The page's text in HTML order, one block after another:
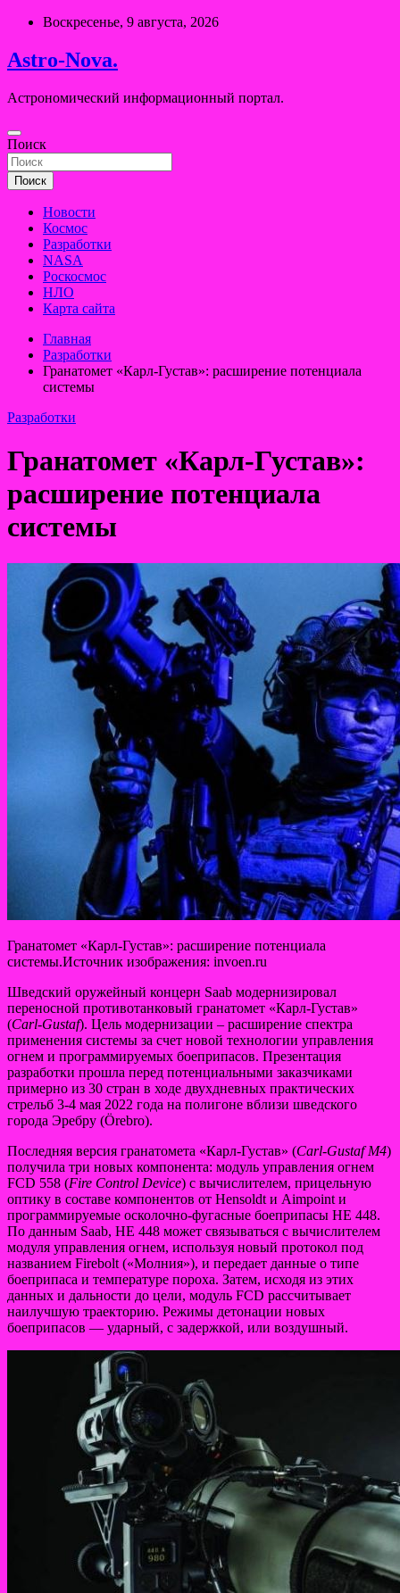
Перейти
содержимому
Воскресенье, 9 августа, 2026
Astro-Nova.
Астрономический информационный портал.
Поиск
Поиск
Новости
Космос
Разработки
NASA
Роскосмос
НЛО
Карта сайта
Главная
Разработки
Гранатомет «Карл-Густав»: расширение потенциала
системы
Разработки
Гранатомет «Карл-Густав»:
расширение потенциала
системы
Гранатомет «Карл-Густав»: расширение потенциала
системы.Источник изображения: invoen.ru
Шведский оружейный концерн Saab модернизировал
переносной противотанковый гранатомет «Карл-Густав»
(Carl-Gustaf). Цель модернизации – расширение спектра
применения системы за счет новой технологии управления
огнем и программируемых боеприпасов. Презентация
разработки прошла перед ​​потенциальными заказчиками
примерно из 30 стран в ходе двухдневных практических
стрельб 3-4 мая 2022 года на полигоне вблизи шведского
города Эребру (Örebro).
Последняя версия гранатомета «Карл-Густав» (Carl-Gustaf M4)
получила три новых компонента: модуль управления огнем
FCD 558 (Fire Control Device) с вычислителем, прицельную
оптику в составе компонентов от Hensoldt и Aimpoint и
программируемые осколочно-фугасные боеприпасы HE 448.
По данным Saab, HE 448 может связываться с вычислителем
модуля управления огнем, используя новый протокол под
названием Firebolt («Молния»), и передает данные о типе
боеприпаса и температуре пороха. Затем, исходя из этих
данных и дальности до цели, модуль FCD рассчитывает
наилучшую траекторию. Режимы детонации новых
боеприпасов — ударный, с задержкой, или воздушный.